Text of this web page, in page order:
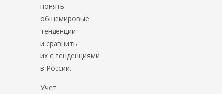
понять
общемировые
тенденции
и сравнить
их с тенденциями
в России.
Учет